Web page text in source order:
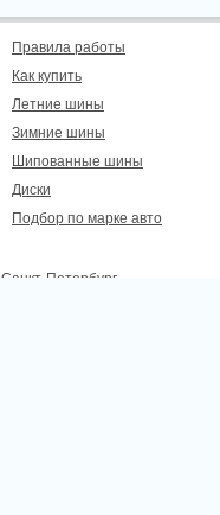
Правила работы
Как купить
Летние шины
Зимние шины
Шипованные шины
Диски
Подбор по марке авто
, Санкт-Петербург,